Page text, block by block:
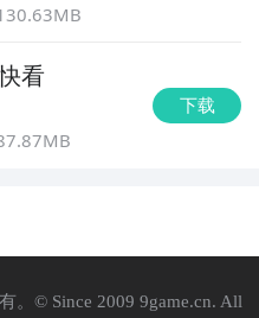
看
下载
。© Since 2009 9game.cn. All